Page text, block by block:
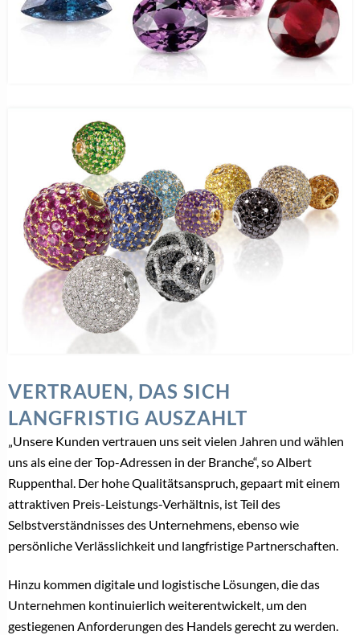
VERTRAUEN, DAS SICH
LANGFRISTIG AUSZAHLT
„Unsere Kunden vertrauen uns seit vielen Jahren und wählen
uns als eine der Top-Adressen in der Branche“, so Albert
Ruppenthal. Der hohe Qualitätsanspruch, gepaart mit einem
attraktiven Preis-Leistungs-Verhältnis, ist Teil des
Selbstverständnisses des Unternehmens, ebenso wie
persönliche Verlässlichkeit und langfristige Partnerschaften.
Hinzu kommen digitale und logistische Lösungen, die das
Unternehmen kontinuierlich weiterentwickelt, um den
gestiegenen Anforderungen des Handels gerecht zu werden.